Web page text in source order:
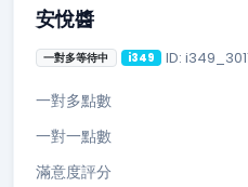
安悅醬
一對多等待中 i349 ID:
一對多點數
一對一點數
滿意度評分